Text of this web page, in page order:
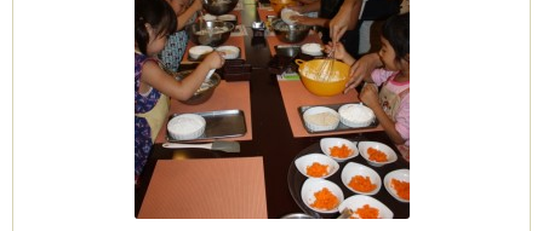
室・テイクアウト Clémentine (produced